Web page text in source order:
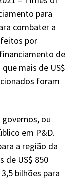
para
combater a
feitos por
de
mais de US$
foram
ou
em P&D.
a região da
de US$ 850
bilhões para